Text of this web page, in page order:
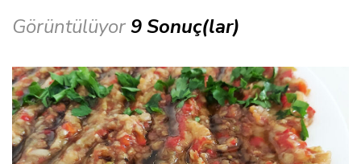
Görüntülüyor9 Sonuç(lar)